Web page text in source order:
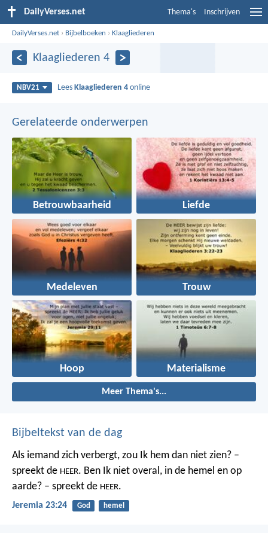
DailyVerses.net Thema's Inschrijven
DailyVerses.net › Bijbelboeken ›Klaagliederen
Klaagliederen 4
NBV21 Lees Klaagliederen 4 online
Gerelateerde onderwerpen
Betrouwbaarheid Liefde
Medeleven Trouw
Hoop Materialisme
Meer Thema's...
Bijbeltekst van de dag
Als iemand zich verbergt, zou Ik hem dan niet zien? –
spreekt de HEER. Ben Ik niet overal, in de hemel en op
aarde? – spreekt de HEER.
Jeremia 23:24 God hemel